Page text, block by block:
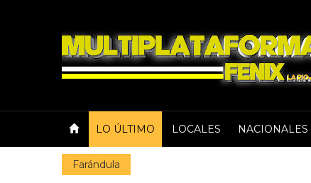
LO ÚLTIMO LOCALES NACIONALES
Farándula